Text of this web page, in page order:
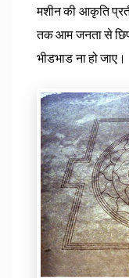
मशीन की आकृति
तक आम जनता से
भीडभाड ना हो जाए।